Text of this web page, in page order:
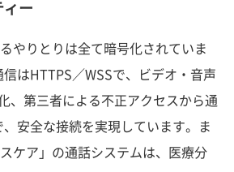
ィー
やりとりは全て暗号化されていま
はHTTPS／WSSで、ビデオ・音声
、第三者による不正アクセスから通
安全な接続を実現しています。ま
ケア」の通話システムは、医療分